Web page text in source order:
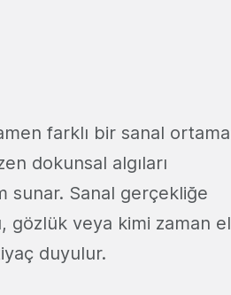
farklı bir sanal ortama
dokunsal algıları
sunar. Sanal gerçekliğe
gözlük veya kimi zaman el
duyulur.